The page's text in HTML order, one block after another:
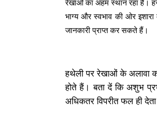
रेखाओं का अहम स्थान रहा है।
भाग्य और स्वभाव की ओर
जानकारी प्राप्त कर सकते हैं।
हथेली पर रेखाओं के अलावा
होते हैं। बता दें कि अशुभ
अधिकतर विपरीत फल ही